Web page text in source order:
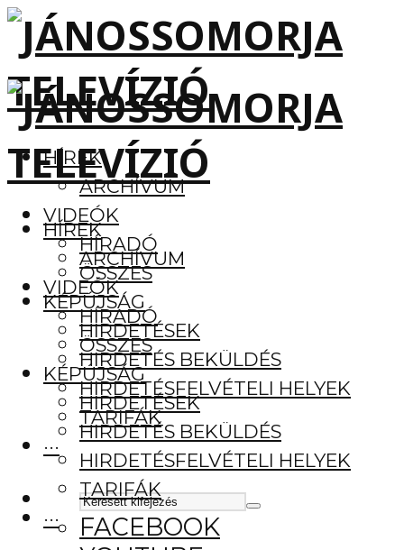
HÍREK
ARCHÍVUM
VIDEÓK
HÍRADÓ
ÖSSZES
KÉPÚJSÁG
HIRDETÉSEK
HIRDETÉS BEKÜLDÉS
HIRDETÉSFELVÉTELI HELYEK
TARIFÁK
···
FACEBOOK
HÍREK
ARCHÍVUM
VIDEÓK
HÍRADÓ
ÖSSZES
KÉPÚJSÁG
HIRDETÉSEK
HIRDETÉS BEKÜLDÉS
HIRDETÉSFELVÉTELI HELYEK
TARIFÁK
···